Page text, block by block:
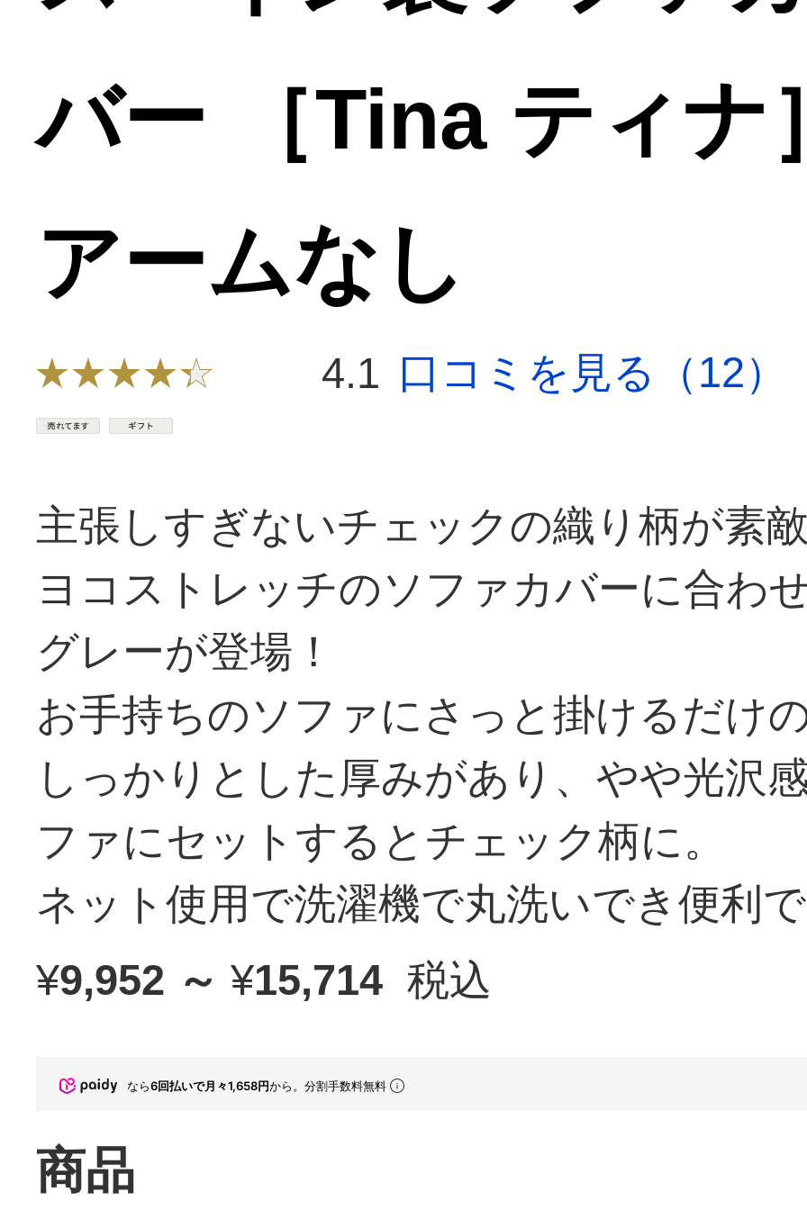
バー ［Tina ティナ
アームなし
4.1 口コミを見る（12）
主張しすぎないチェックの織り柄が素
ヨコストレッチのソファカバーに合わ
グレーが登場！
お手持ちのソファにさっと掛けるだけ
しっかりとした厚みがあり、やや光沢
ファにセットするとチェック柄に。
ネット使用で洗濯機で丸洗いでき便利
¥9,952 ～¥15,714 税込
なら6回払いで月々1,658円から。分割手数料無料
商品